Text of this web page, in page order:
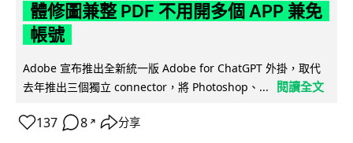
體修圖兼整 PDF 不用開多個 APP 兼免
帳號
Adobe 宣布推出全新統一版 Adobe for ChatGPT 外掛，取代
去年推出三個獨立 connector，將 Photoshop、...
閱讀全文
137 8 ↗ 分享